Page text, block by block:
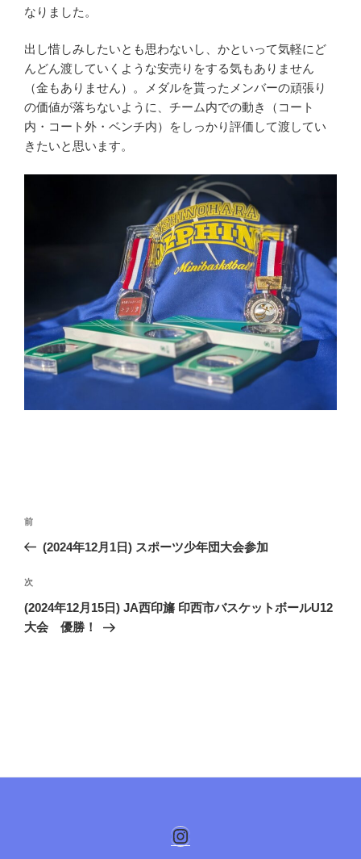
なりました。
出し惜しみしたいとも思わないし、かといって気軽にど
んどん渡していくような安売りをする気もありません
（金もありません）。メダルを貰ったメンバーの頑張り
の価値が落ちないように、チーム内での動き（コート
内・コート外・ベンチ内）をしっかり評価して渡してい
きたいと思います。
投
ナ
ビ
ゲ
ー
前
の
稿
前
(2024年12月1日) スポーツ少年団大会参加
次
の
投
次
(2024年12月15日) JA西印旛 印西市バスケットボールU12
大会 優勝！
Instagram